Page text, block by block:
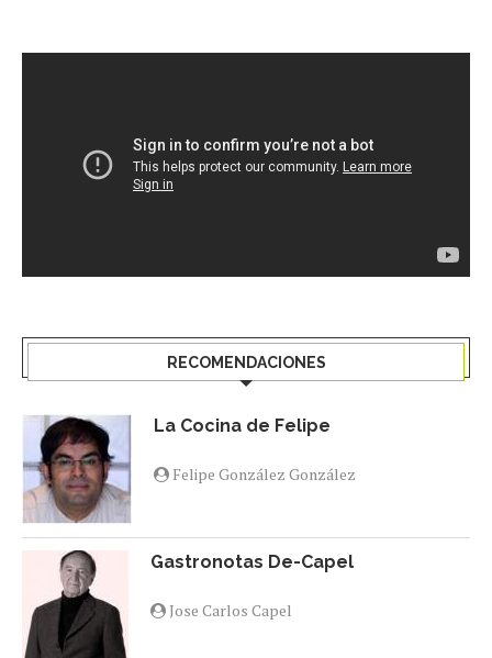
RECOMENDACIONES
La Cocina de Felipe
Felipe González González
Gastronotas De-Capel
Jose Carlos Capel